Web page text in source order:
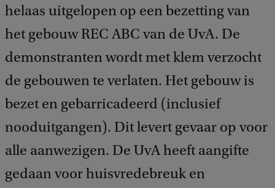
helaas uitgelopen op een bezetting van
het gebouw REC ABC van de UvA. De
demonstranten wordt met klem verzocht
de gebouwen te verlaten. Het gebouw is
bezet en gebarricadeerd (inclusief
nooduitgangen). Dit levert gevaar op voor
alle aanwezigen. De UvA heeft aangifte
gedaan voor huisvredebreuk en